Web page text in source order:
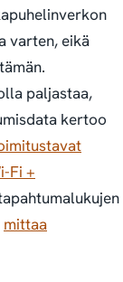
varten, eikä
paljastaa,
kertoo
Fi +
mittaa